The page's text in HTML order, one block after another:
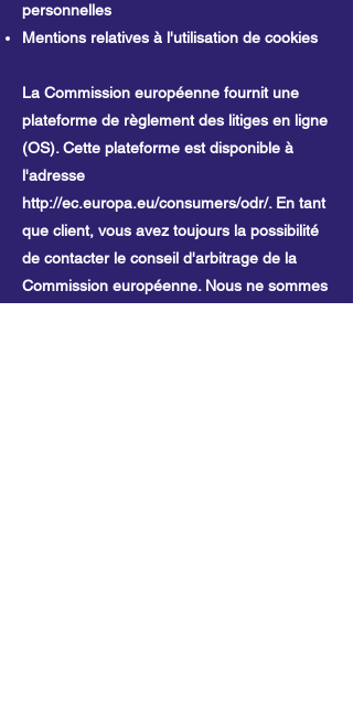
personnelles
Mentions relatives à l'utilisation de cookies
La Commission européenne fournit une
plateforme de règlement des litiges en ligne
(OS). Cette plateforme est disponible à
l'adresse
http://ec.europa.eu/consumers/odr/.En tant
que client, vous avez toujours la possibilité
de contacter le conseil d'arbitrage de la
Commission européenne. Nous ne sommes